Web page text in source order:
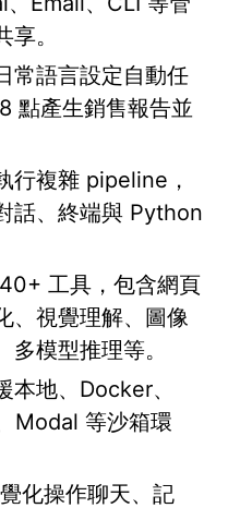
。
常語言設定自動任
點產生銷售報告並
行複雜 pipeline，
話、終端與 Python
工具，包含網頁
、視覺理解、圖像
模型推理等。
本地、Docker、
Modal 等沙箱環
化操作聊天、記